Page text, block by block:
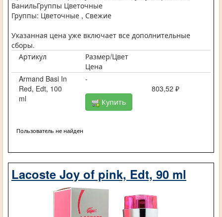
ВанильГруппы Цветочные
Группы: Цветочные , Свежие
Указанная цена уже включает все дополнительные
сборы.
Артикул
Размер/Цвет
Цена
Armand Basi In
Red, Edt, 100
ml
-
803,52 ₽
Купить
Пользователь не найден
Lacoste Joy of pink, Edt, 90 ml